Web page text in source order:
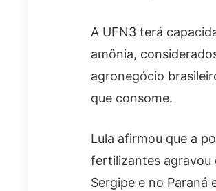
A UFN3 terá
amônia,
agronegócio
que consome.
Lula afirmou que a
fertilizantes agravou
Sergipe e no Paraná